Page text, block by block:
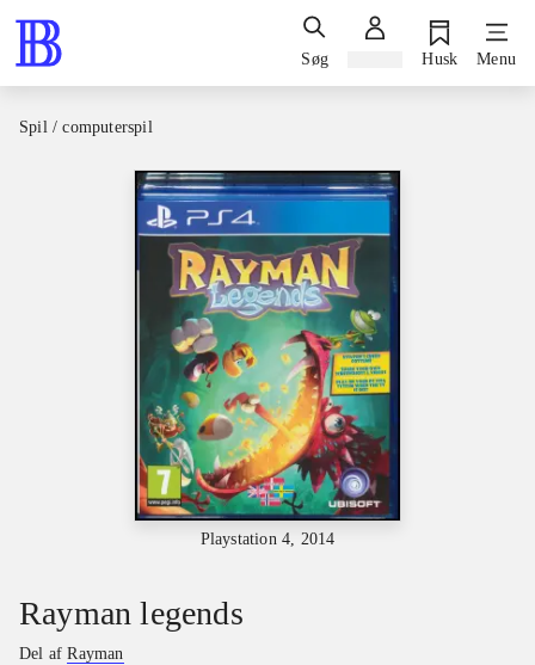
Søg Husk Menu
Spil / computerspil
Playstation 4, 2014
Rayman legends
Del afRayman